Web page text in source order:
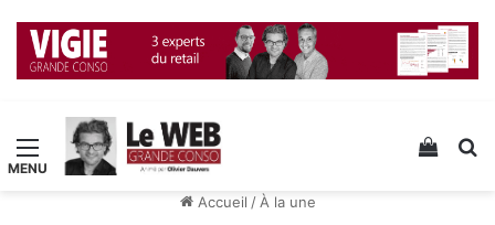
Menu Voir
Accueil / À la une